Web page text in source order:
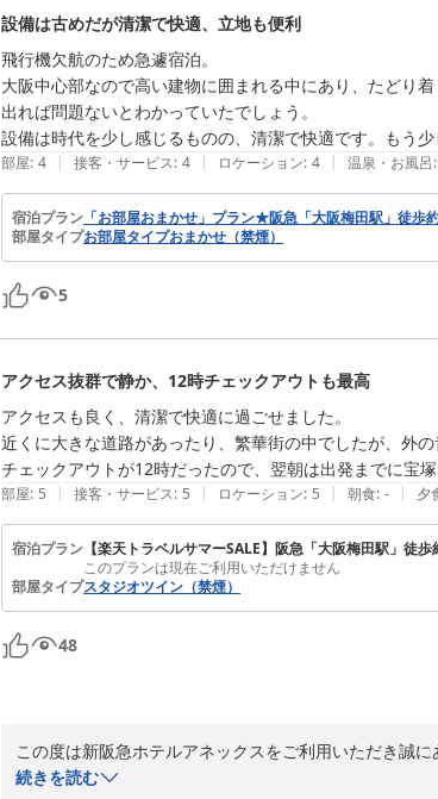
新阪急ホテルアネックス
2026-05-22
設備は古めだが清潔で快適、立地も便利
飛行機欠航のため急遽宿泊。
大阪中心部なので高い建物に囲まれる中にあり、たどり
出れば問題ないとわかっていたでしょう。
設備は時代を少し感じるものの、清潔で快適です。もう少
部屋: 4 | 接客・サービス: 4 | ロケーション: 4 | 温泉・お風呂:
宿泊プラン 「お部屋おまかせ」プラン★阪急「大阪梅田駅」徒歩
部屋タイプお部屋タイプおまかせ（禁煙）
5
アクセス抜群で静か、12時チェックアウトも最高
アクセスも良く、清潔で快適に過ごせました。
近くに大きな道路があったり、繁華街の中でしたが、外
チェックアウトが12時だったので、翌朝は出発までに宝
部屋: 5 | 接客・サービス: 5 | ロケーション: 5 | 朝食: - | 夕
宿泊プラン 【楽天トラベルサマーSALE】阪急「大阪梅田駅」徒
このプランは現在ご利用いただけません
部屋タイプスタジオツイン（禁煙）
48
この度は新阪急ホテルアネックスをご利用いただき誠に
また、その際のご感想をお寄せいただきましたことに重
続きを読む